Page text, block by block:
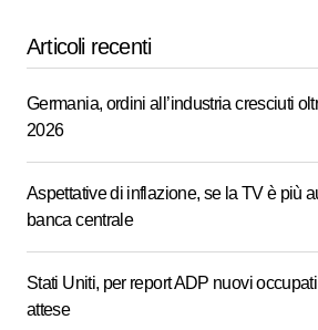
Articoli recenti
Germania, ordini all’industria cresciuti
2026
Aspettative di inflazione, se la TV è più
banca centrale
Stati Uniti, per report ADP nuovi
attese